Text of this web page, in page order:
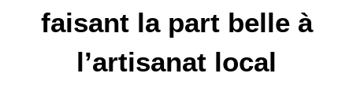
faisant la part belle à
l’artisanat local